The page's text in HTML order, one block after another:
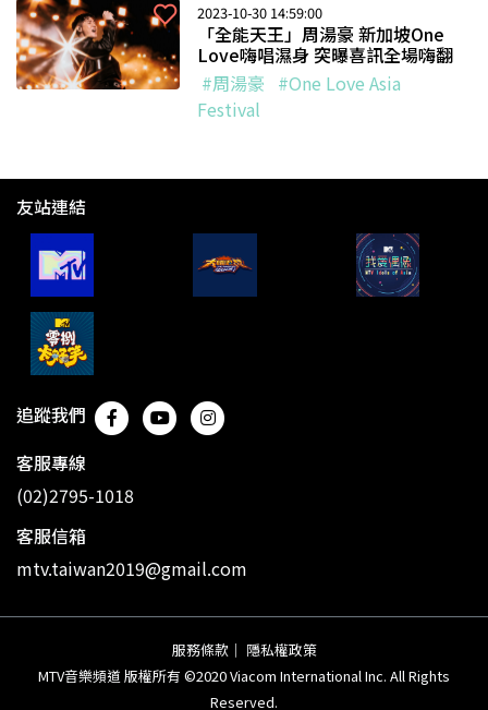
2023-10-30 14:59:00
「全能天王」周湯豪 新加坡One
Love嗨唱濕身 突曝喜訊全場嗨翻
#周湯豪 #One Love Asia
Festival
友站連結
追蹤我們
客服專線
(02)2795-1018
客服信箱
mtv.taiwan2019@gmail.com
服務條款 ｜ 隱私權政策
MTV音樂頻道 版權所有 ©2020 Viacom International Inc. All Rights
Reserved.